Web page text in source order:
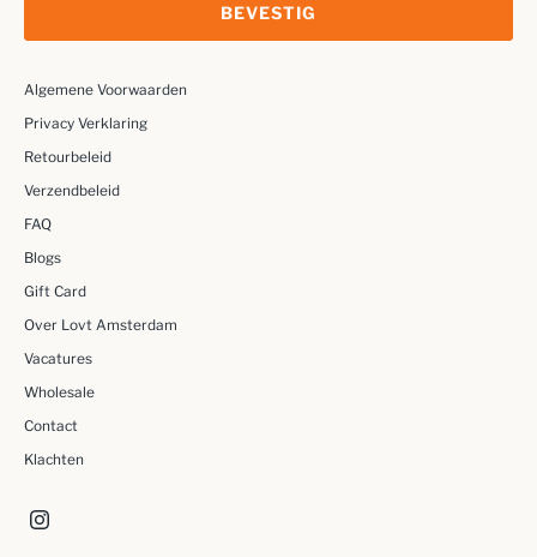
BEVESTIG
Algemene Voorwaarden
Privacy Verklaring
Retourbeleid
Verzendbeleid
FAQ
Blogs
Gift Card
Over Lovt Amsterdam
Vacatures
Wholesale
Contact
Klachten